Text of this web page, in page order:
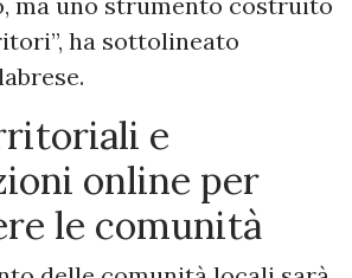
ha sottolineato
e
online per
le comunità